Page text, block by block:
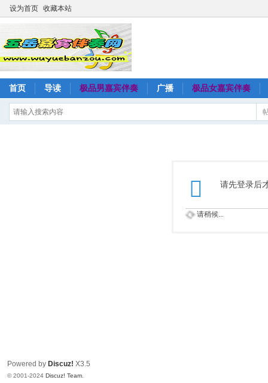
设为首页 收藏本站
首页 导读 极品男嘉宾伴奏 广播 极品女嘉宾伴奏
请先登录后
请稍候...
Powered by Discuz! X3.5
© 2001-2024 Discuz! Team